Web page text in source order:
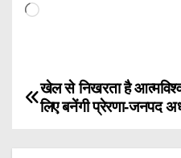
L
i
Pखेल से निखरता है
लिए बनेंगी प्रेरणा-जनपद